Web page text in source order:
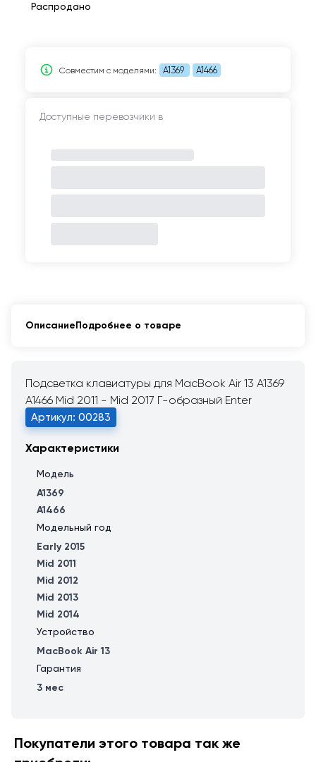
Распродано
Совместим c моделями: A1369 A1466
Доступные перевозчики в
ОписаниеПодробнее о товаре
Подсветка клавиатуры для MacBook Air 13 A1369
A1466 Mid 2011 - Mid 2017 Г-образный Enter
Артикул: 00283
Характеристики
Модель
A1369
A1466
Модельный год
Early 2015
Mid 2011
Mid 2012
Mid 2013
Mid 2014
Устройство
MacBook Air 13
Гарантия
3 мес
Покупатели этого товара так же